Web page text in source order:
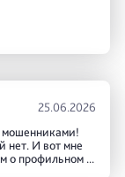
25.06.2026
мошенниками!
нет. И вот мне
о профильном ...